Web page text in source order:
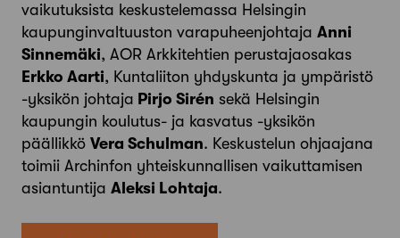
vaikutuksista keskustelemassa Helsingin
kaupunginvaltuuston varapuheenjohtaja Anni
Sinnemäki, AOR Arkkitehtien perustajaosakas
Erkko Aarti, Kuntaliiton yhdyskunta ja ympäristö
-yksikön johtaja Pirjo Sirén sekä Helsingin
kaupungin koulutus- ja kasvatus -yksikön
päällikkö Vera Schulman. ​​Keskustelun ohjaajana
toimii Archinfon yhteiskunnallisen vaikuttamisen
asiantuntija Aleksi Lohtaja.